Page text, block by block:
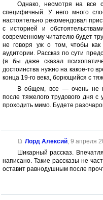
Однако, несмотря на все
специфичный. У него много
настоятельно рекомендовал
с историей и
современному читателю будет
не говоря уж о том, чтобы как
аудитории. Рассказ по сути
(я бы даже сказал
достоинства нужно на какое-то
конца 19-го века, борющийся с
В общем, все — очень не
после тяжелого трудового дня
проходить мимо. Будете
Лорд Алексий, 9 апреля
Шикарный рассказ.
написано. Такие рассказы не
оставит равнодушным после